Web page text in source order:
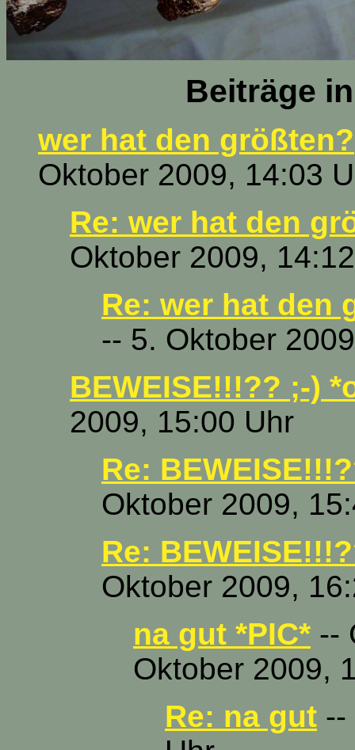
Beiträge
wer hat den größten?
Oktober 2009, 14:03
Re: wer hat den
Oktober 2009,
Re: wer hat den
-- 5. Oktober
BEWEISE!!!?? ;-)
2009, 15:00 Uhr
Re:
Oktober 2009,
Re:
Oktober 2009,
na gut *PIC* --
Oktober 2009,
Re: na gut --